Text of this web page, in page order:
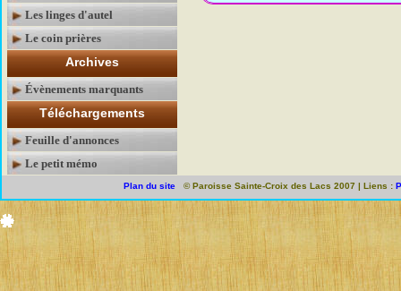
Les linges d'autel
Le coin prières
Archives
Évènements marquants
Téléchargements
Feuille d'annonces
Le petit mémo
Plan du site © Paroisse Sainte-Croix des Lacs 2007 | Liens :